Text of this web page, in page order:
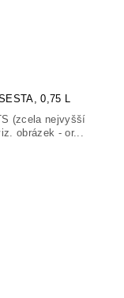
0,75 L
(zcela nejvyšší
obrázek - or...